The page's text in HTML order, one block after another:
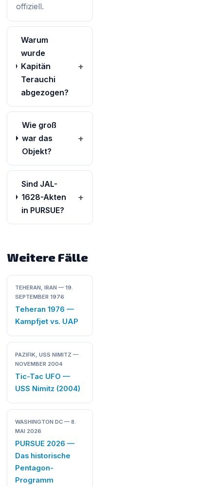
offiziell.
Warum
wurde
Kapitän
Terauchi
abgezogen?
+
Wie groß
war das
Objekt?
+
Sind JAL-
1628-Akten
in PURSUE?
+
Weitere Fälle
TEHERAN, IRAN — 19.
SEPTEMBER 1976
Teheran 1976 —
Kampfjet vs. UAP
PAZIFIK, USS NIMITZ —
NOVEMBER 2004
Tic-Tac UFO —
USS Nimitz (2004)
WASHINGTON DC — 8.
MAI 2026
PURSUE 2026 —
Das historische
Pentagon-
Programm